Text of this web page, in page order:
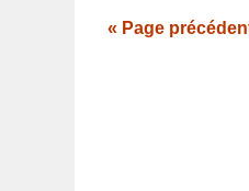
« Page